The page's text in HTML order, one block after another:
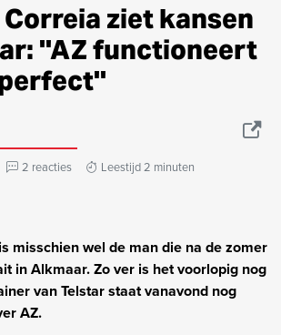
ziet kansen
''AZ functioneert
2 reacties
Leestijd 2 minuten
misschien wel de man die na de zomer
in Alkmaar. Zo ver is het voorlopig nog
van Telstar staat vanavond nog
AZ.